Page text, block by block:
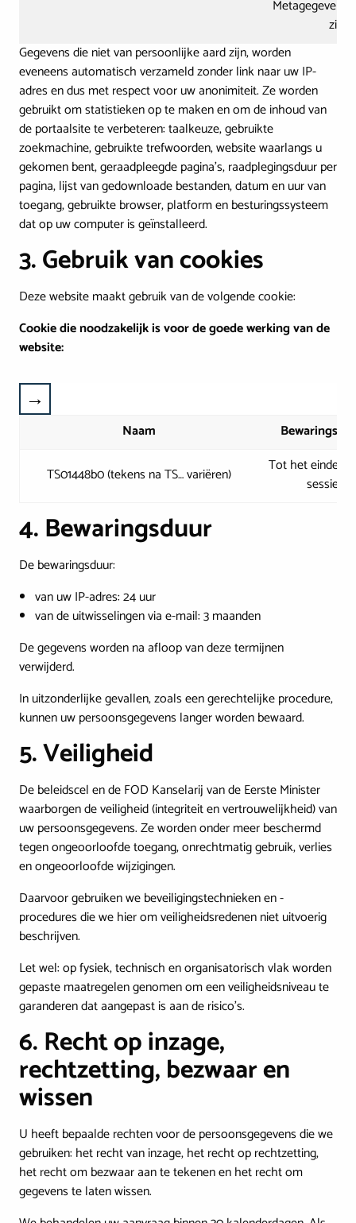
Metagegevens
zijn
Gegevens die niet van persoonlijke aard zijn, worden
eveneens automatisch verzameld zonder link naar uw IP-
adres en dus met respect voor uw anonimiteit. Ze worden
gebruikt om statistieken op te maken en om de inhoud van
de portaalsite te verbeteren: taalkeuze, gebruikte
zoekmachine, gebruikte trefwoorden, website waarlangs u
gekomen bent, geraadpleegde pagina’s, raadplegingsduur per
pagina, lijst van gedownloade bestanden, datum en uur van
toegang, gebruikte browser, platform en besturingssysteem
dat op uw computer is geïnstalleerd.
3. Gebruik van cookies
Deze website maakt gebruik van de volgende cookie:
Cookie die noodzakelijk is voor de goede werking van de
website:
Naam
TS01448b0 (tekens na TS… variëren)
Tot het einde
sessie
4. Bewaringsduur
De bewaringsduur:
van uw IP-adres: 24 uur
van de uitwisselingen via e-mail: 3 maanden
De gegevens worden na afloop van deze termijnen
verwijderd.
In uitzonderlijke gevallen, zoals een gerechtelijke procedure,
kunnen uw persoonsgegevens langer worden bewaard.
5. Veiligheid
De beleidscel en de FOD Kanselarij van de Eerste Minister
waarborgen de veiligheid (integriteit en vertrouwelijkheid) van
uw persoonsgegevens. Ze worden onder meer beschermd
tegen ongeoorloofde toegang, onrechtmatig gebruik, verlies
en ongeoorloofde wijzigingen.
Daarvoor gebruiken we beveiligingstechnieken en -
procedures die we hier om veiligheidsredenen niet uitvoerig
beschrijven.
Let wel: op fysiek, technisch en organisatorisch vlak worden
gepaste maatregelen genomen om een veiligheidsniveau te
garanderen dat aangepast is aan de risico’s.
6. Recht op inzage,
rechtzetting, bezwaar en
wissen
U heeft bepaalde rechten voor de persoonsgegevens die we
gebruiken: het recht van inzage, het recht op rechtzetting,
het recht om bezwaar aan te tekenen en het recht om
gegevens te laten wissen.